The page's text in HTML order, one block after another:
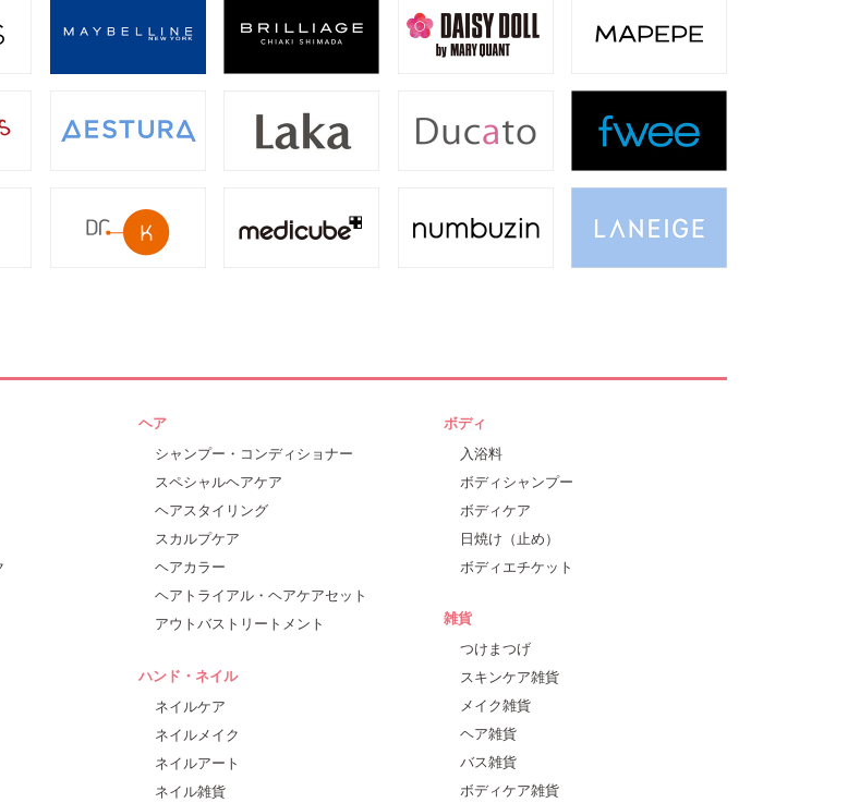
ヘア
シャンプー・コンディショナー
スペシャルヘアケア
ヘアスタイリング
スカルプケア
ヘアカラー
ヘアトライアル・ヘアケアセット
アウトバストリートメント
ボディ
入浴料
ボディシャンプー
ボディケア
日焼け（止め）
ボディエチケット
ハンド・ネイル
ネイルケア
ネイルメイク
ネイルアート
ネイル雑貨
雑貨
つけまつげ
スキンケア雑貨
メイク雑貨
ヘア雑貨
バス雑貨
ボディケア雑貨